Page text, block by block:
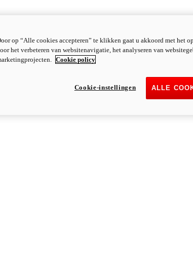
op “Alle cookies accepteren” te klikken gaat u akkoord met het
het verbeteren van websitenavigatie, het analyseren van
Cookie policy
ALLE
Cookie-instellingen